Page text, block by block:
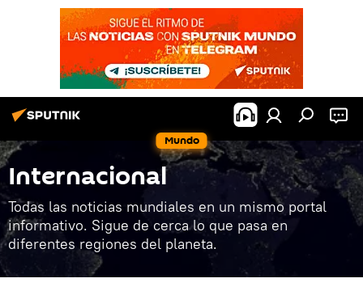
Mundo
Internacional
Todas las noticias mundiales en un mismo portal
informativo. Sigue de cerca lo que pasa en
diferentes regiones del planeta.